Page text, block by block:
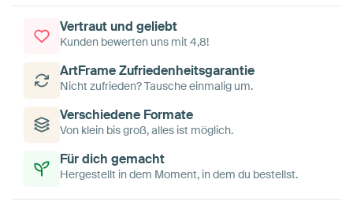
Vertraut und geliebt
Kunden bewerten uns mit 4,8!
ArtFrame Zufriedenheitsgarantie
Nicht zufrieden? Tausche einmalig um.
Verschiedene Formate
Von klein bis groß, alles ist möglich.
Für dich gemacht
Hergestellt in dem Moment, in dem du bestellst.